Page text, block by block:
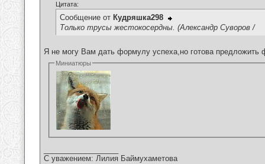
Цитата:
Сообщение от Кудряшка298
Только трусы жестокосердны. (Александр Суворов /
Я не могу Вам дать формулу успеха,но готова предложить
Миниатюры
С уважением: Лилия Баймухаметова